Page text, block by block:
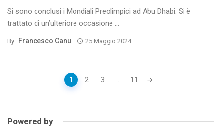
Si sono conclusi i Mondiali Preolimpici ad Abu Dhabi. Si è
trattato di un’ulteriore occasione ...
By Francesco Canu 25 Maggio 2024
1 2 3 ... 11
Powered by